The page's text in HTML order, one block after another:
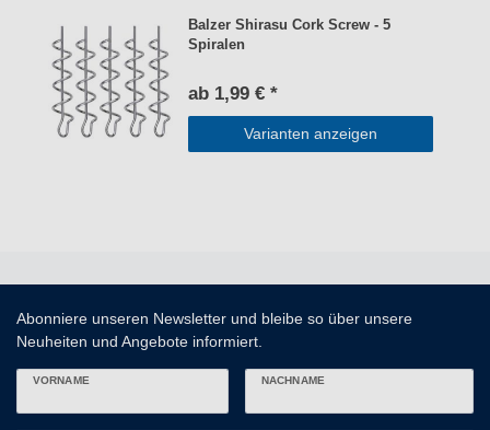
Balzer Shirasu Cork Screw - 5
Spiralen
ab 1,99 € *
Varianten anzeigen
Abonniere unseren Newsletter und bleibe so über unsere
Neuheiten und Angebote informiert.
VORNAME NACHNAME